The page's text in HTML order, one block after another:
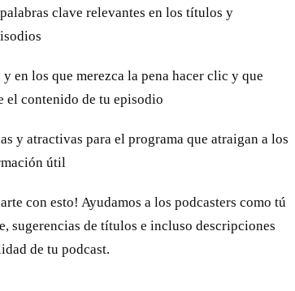
clave relevantes en los títulos y
en los que merezca la pena hacer clic y que
el contenido de tu episodio
y atractivas para el programa que atraigan a los
útil
con esto! Ayudamos a los podcasters como tú
sugerencias de títulos e incluso descripciones
de tu podcast.